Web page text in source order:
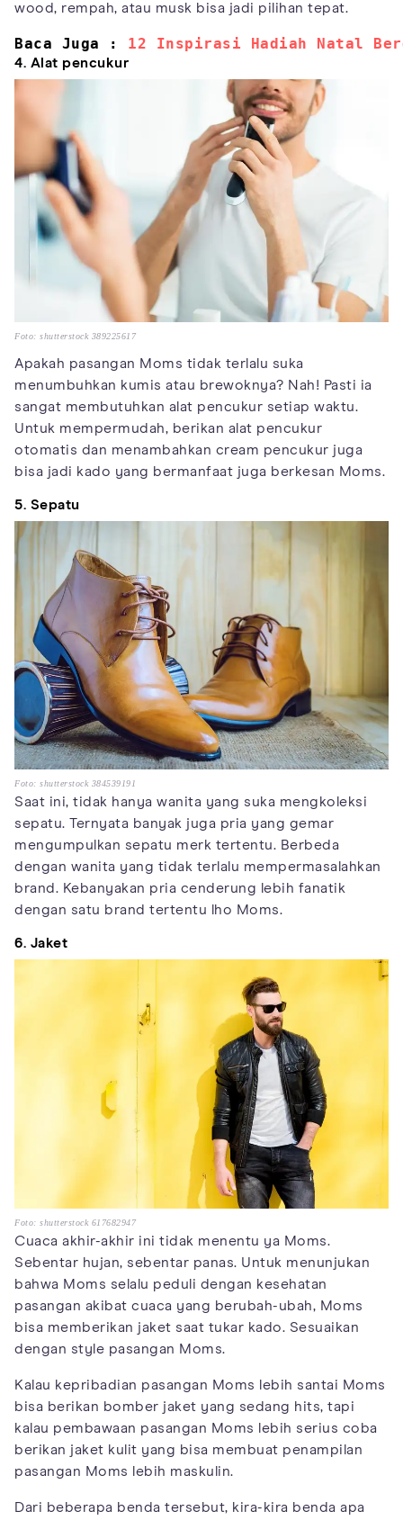
wood, rempah, atau musk bisa jadi pilihan tepat.
Baca Juga : 12 Inspirasi Hadiah Natal
4. Alat pencukur
Foto: shutterstock 389225617
Apakah pasangan Moms tidak terlalu suka
menumbuhkan kumis atau brewoknya? Nah! Pasti ia
sangat membutuhkan alat pencukur setiap waktu.
Untuk mempermudah, berikan alat pencukur
otomatis dan menambahkan cream pencukur juga
bisa jadi kado yang bermanfaat juga berkesan Moms.
5. Sepatu
Foto: shutterstock 384539191
Saat ini, tidak hanya wanita yang suka mengkoleksi
sepatu. Ternyata banyak juga pria yang gemar
mengumpulkan sepatu merk tertentu. Berbeda
dengan wanita yang tidak terlalu mempermasalahkan
brand. Kebanyakan pria cenderung lebih fanatik
dengan satu brand tertentu lho Moms.
6. Jaket
Foto: shutterstock 617682947
Cuaca akhir-akhir ini tidak menentu ya Moms.
Sebentar hujan, sebentar panas. Untuk menunjukan
bahwa Moms selalu peduli dengan kesehatan
pasangan akibat cuaca yang berubah-ubah, Moms
bisa memberikan jaket saat tukar kado. Sesuaikan
dengan style pasangan Moms.
Kalau kepribadian pasangan Moms lebih santai Moms
bisa berikan bomber jaket yang sedang hits, tapi
kalau pembawaan pasangan Moms lebih serius coba
berikan jaket kulit yang bisa membuat penampilan
pasangan Moms lebih maskulin.
Dari beberapa benda tersebut, kira-kira benda apa